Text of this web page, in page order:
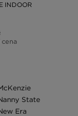
INDOOR
cena
State
Era